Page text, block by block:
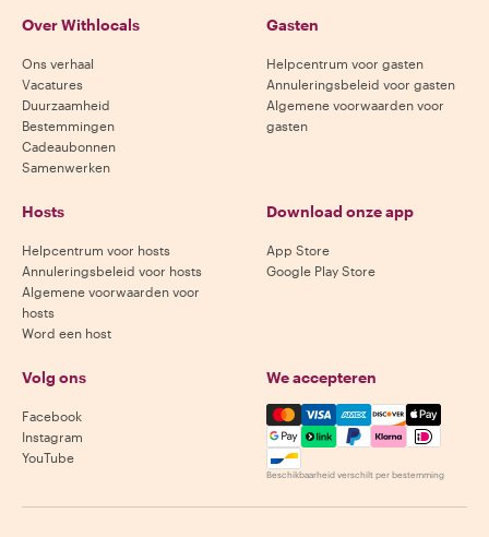
Over Withlocals
Ons verhaal
Vacatures
Duurzaamheid
Bestemmingen
Cadeaubonnen
Samenwerken
Gasten
Helpcentrum voor gasten
Annuleringsbeleid voor gasten
Algemene voorwaarden voor
gasten
Hosts
Helpcentrum voor hosts
Annuleringsbeleid voor hosts
Algemene voorwaarden voor
hosts
Word een host
Download onze app
App Store
Google Play Store
Volg ons
Facebook
Instagram
YouTube
We accepteren
Mastercard, Visa, Amex,
Beschikbaarheid verschilt per bestemming